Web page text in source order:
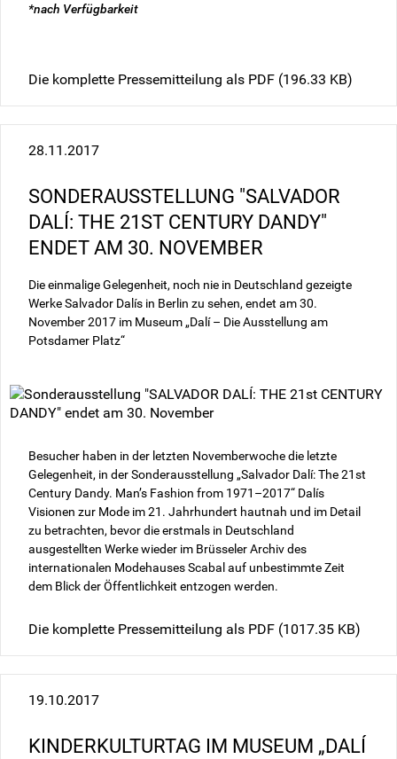
*nach Verfügbarkeit
Die komplette Pressemitteilung als PDF (196.33 KB)
28.11.2017
SONDERAUSSTELLUNG "SALVADOR
DALÍ: THE 21ST CENTURY DANDY"
ENDET AM 30. NOVEMBER
Die einmalige Gelegenheit, noch nie in Deutschland gezeigte
Werke Salvador Dalís in Berlin zu sehen, endet am 30.
November 2017 im Museum „Dalí – Die Ausstellung am
Potsdamer Platz“
Besucher haben in der letzten Novemberwoche die letzte
Gelegenheit, in der Sonderausstellung „Salvador Dalí: The 21st
Century Dandy. Man’s Fashion from 1971–2017“ Dalís
Visionen zur Mode im 21. Jahrhundert hautnah und im Detail
zu betrachten, bevor die erstmals in Deutschland
ausgestellten Werke wieder im Brüsseler Archiv des
internationalen Modehauses Scabal auf unbestimmte Zeit
dem Blick der Öffentlichkeit entzogen werden.
Die komplette Pressemitteilung als PDF (1017.35 KB)
19.10.2017
KINDERKULTURTAG IM MUSEUM „DALÍ